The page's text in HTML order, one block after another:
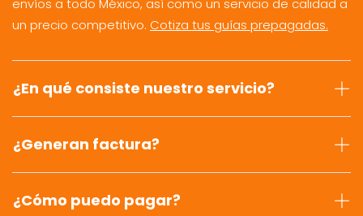
envíos a todo México, así como un servicio de calidad a
un precio competitivo. Cotiza tus guías prepagadas.
¿En qué consiste nuestro servicio?
¿Generan factura?
¿Cómo puedo pagar?